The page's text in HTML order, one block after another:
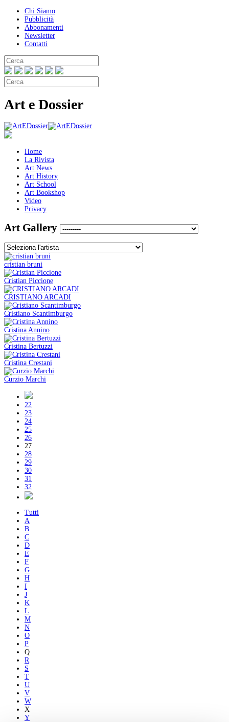
Chi Siamo
Pubblicità
Abbonamenti
Newsletter
Contatti
Art e Dossier
Home
La Rivista
Art News
Art History
Art School
Art Bookshop
Video
Privacy
Art Gallery
cristian bruni
Cristian Piccione
CRISTIANO ARCADI
Cristiano Scantimburgo
Cristina Annino
Cristina Bertuzzi
Cristina Crestani
Curzio Marchi
22
23
24
25
26
27
28
29
30
31
32
Tutti
A
B
C
D
E
F
G
H
I
J
K
L
M
N
O
P
Q
R
S
T
U
V
W
X
Y